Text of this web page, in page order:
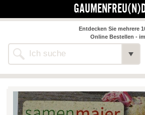
Alle
Entdecken Sie mehrere
Online Bestellen -
NAHVERSORGER
>> Bauernmarkt << Detail
Bäckerei-Konditorei-Café
Biohof Öllinger